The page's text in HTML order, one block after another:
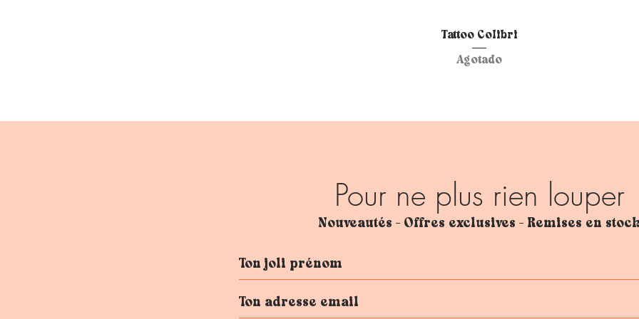
Vista rápida
Tattoo Colibri
Agotado
Pour ne plus rien louper
Nouveautés - Offres exclusives - Remises en